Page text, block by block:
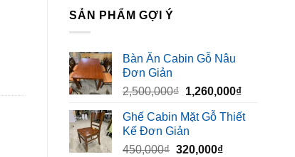
SẢN PHẨM GỢI Ý
Bàn Ăn Cabin Gỗ Nâu
Đơn Giản
2,500,000₫ Giá
là:
2,500,000₫.
1,260,000₫Giá
tại
Ghế Cabin Mặt Gỗ Thiết
Kế Đơn Giản
450,000₫ Giá
320,000₫Giá